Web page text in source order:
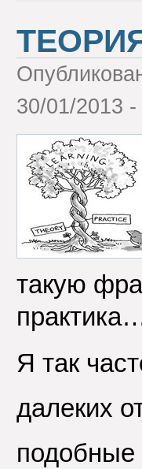
30/01/2013
такую
Я так
далеких
подобные